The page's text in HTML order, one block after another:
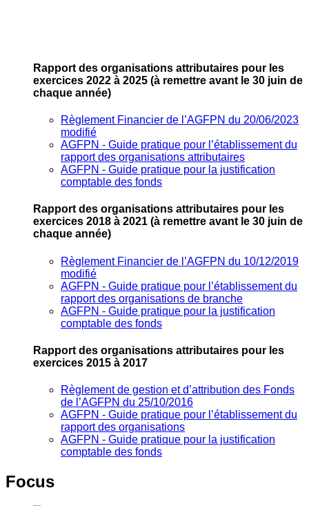
Rapport des organisations attributaires pour les
exercices 2022 à 2025 (à remettre avant le 30 juin de
chaque année)
Règlement Financier de l’AGFPN du 20/06/2023
modifié
AGFPN ‐ Guide pratique pour l’établissement du
rapport des organisations attributaires
AGFPN ‐ Guide pratique pour la justification
comptable des fonds
Rapport des organisations attributaires pour les
exercices 2018 à 2021 (à remettre avant le 30 juin de
chaque année)
Règlement Financier de l’AGFPN du 10/12/2019
modifié
AGFPN ‐ Guide pratique pour l’établissement du
rapport des organisations de branche
AGFPN ‐ Guide pratique pour la justification
comptable des fonds
Rapport des organisations attributaires pour les
exercices 2015 à 2017
Règlement de gestion et d’attribution des Fonds
de l’AGFPN du 25/10/2016
AGFPN ‐ Guide pratique pour l’établissement du
rapport des organisations
AGFPN ‐ Guide pratique pour la justification
comptable des fonds
Focus